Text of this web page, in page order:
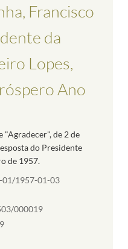
Francisco
da
Lopes,
Ano
"Agradecer", de 2 de
do Presidente
de 1957.
01/1957-01-03
000019